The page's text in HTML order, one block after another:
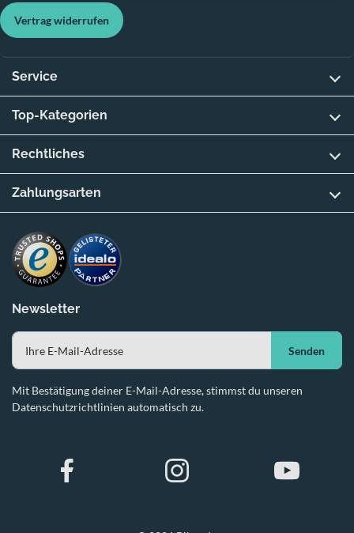
Newsletter
Senden
Mit Bestätigung deiner E-Mail-Adresse, stimmst du unseren
Datenschutzrichtlinien automatisch zu.
Vertrag widerrufen
Service
Top-Kategorien
Rechtliches
Zahlungsarten